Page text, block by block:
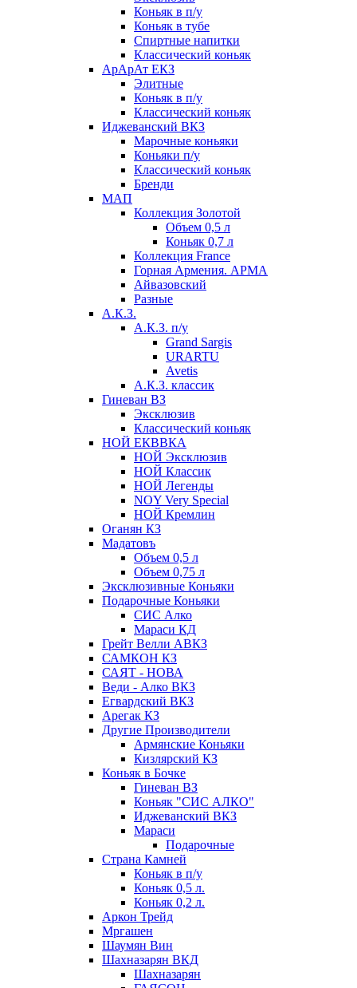
Коньяк в п/у
Коньяк в тубе
Спиртные напитки
Классический коньяк
АрАрАт ЕКЗ
Элитные
Коньяк в п/у
Классический коньяк
Иджеванский ВКЗ
Марочные коньяки
Коньяки п/у
Классический коньяк
Бренди
МАП
Коллекция Золотой
Объем 0,5 л
Коньяк 0,7 л
Коллекция France
Горная Армения. АРМА
Айвазовский
Разные
А.К.З.
А.К.З. п/у
Grand Sargis
URARTU
Avetis
А.К.З. классик
Гиневан ВЗ
Эксклюзив
Классический коньяк
НОЙ ЕКВВКА
НОЙ Эксклюзив
НОЙ Классик
НОЙ Легенды
NOY Very Speсial
НОЙ Кремлин
Оганян КЗ
Мадатовъ
Объем 0,5 л
Объем 0,75 л
Эксклюзивные Коньяки
Подарочные Коньяки
СИС Алко
Мараси КД
Грейт Велли АВКЗ
САМКОН КЗ
САЯТ - НОВА
Веди - Алко ВКЗ
Егвардский ВКЗ
Арегак КЗ
Другие Производители
Армянские Коньяки
Кизлярский КЗ
Коньяк в Бочке
Гиневан ВЗ
Коньяк "СИС АЛКО"
Иджеванский ВКЗ
Мараси
Подарочные
Страна Камней
Коньяк в п/у
Коньяк 0,5 л.
Коньяк 0,2 л.
Аркон Трейд
Мргашен
Шаумян Вин
Шахназарян ВКД
Шахназарян